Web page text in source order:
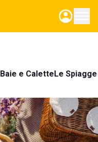
Baie e CaletteLe